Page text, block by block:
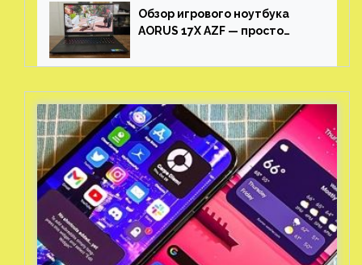
Обзор игрового ноутбука
AORUS 17X AZF — просто